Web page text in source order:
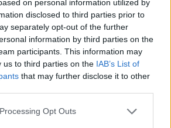
on personal information utilized by
disclosed to third parties prior to
separately opt-out of the further
information by third parties on the
participants. This information may
us to third parties on the IAB’s List of
that may further disclose it to other
Opt Outs